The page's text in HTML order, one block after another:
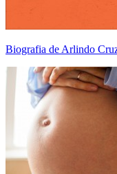
Biografia de Arlindo